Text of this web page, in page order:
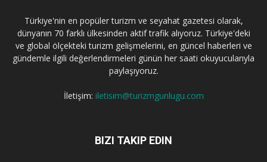
Türkiye'nin en popüler turizm ve seyahat gazetesi olarak,
dünyanın 70 farklı ülkesinden aktif trafik alıyoruz. Türkiye'deki
ve global ölçekteki turizm gelişmelerini, en güncel haberleri ve
gündemle ilgili değerlendirmeleri günün her saati okuyucularıyla
paylaşıyoruz.
İletişim: iletisim@turizmgunlugu.com
BIZI TAKIP EDIN